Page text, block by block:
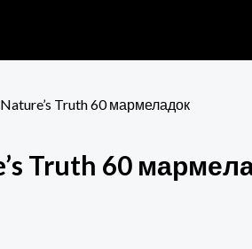
Truth 60 мармеладок
Truth 60